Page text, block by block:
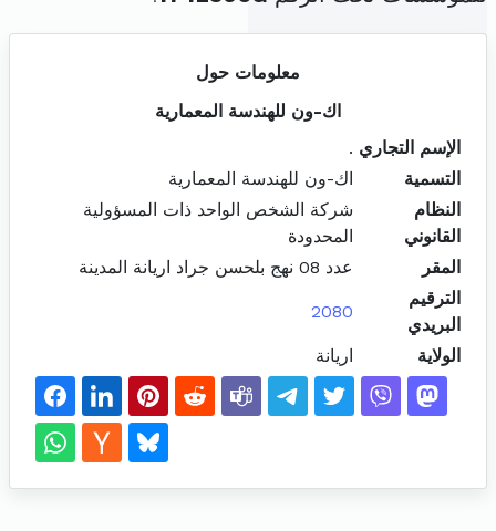
معلومات حول
اك-ون للهندسة المعمارية
الإسم التجاري .
التسمية
اك-ون للهندسة المعمارية
النظام
القانوني
شركة الشخص الواحد ذات المسؤولية
المحدودة
المقر
عدد 08 نهج بلحسن جراد اريانة المدينة
الترقيم
البريدي
2080
الولاية اريانة